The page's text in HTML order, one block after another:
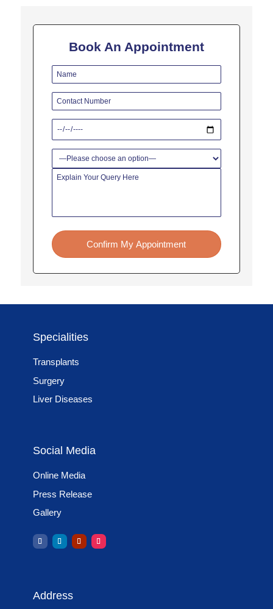
Book An Appointment
Confirm My Appointment
Specialities
Transplants
Surgery
Liver Diseases
Social Media
Online Media
Press Release
Gallery
Address